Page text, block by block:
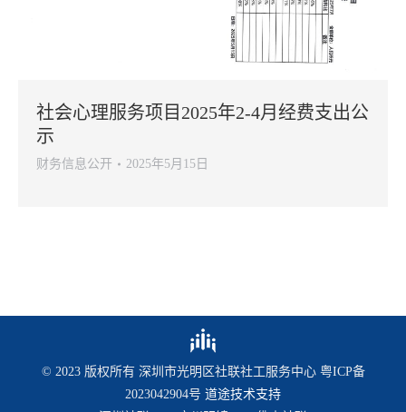
社会心理服务项目2025年2-4月经费支出公
示
财务信息公开 2025年5月15日
© 2023 版权所有 深圳市光明区社联社工服务中心 粤ICP备
2023042904号 道途技术支持